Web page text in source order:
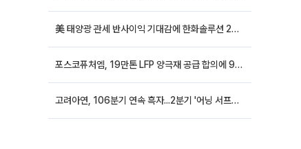
美 태양광 관세 반사이익 기대감에 한화솔루션 20%대·OCI홀딩스 14%대 급등
포스코퓨처엠, 19만톤 LFP 양극재 공급 합의에 9%대 강세
고려아연, 106분기 연속 흑자...2분기 '어닝 서프라이즈'에 장 초반 12%대 강세